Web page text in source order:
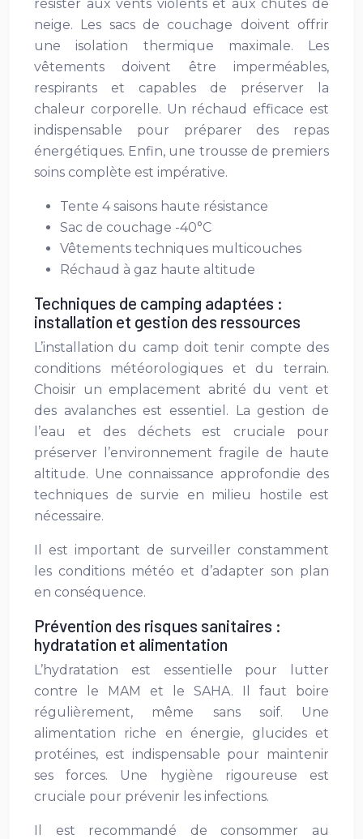
résister aux vents violents et aux chutes de
neige. Les sacs de couchage doivent offrir
une isolation thermique maximale. Les
vêtements doivent être imperméables,
respirants et capables de préserver la
chaleur corporelle. Un réchaud efficace est
indispensable pour préparer des repas
énergétiques. Enfin, une trousse de premiers
soins complète est impérative.
Tente 4 saisons haute résistance
Sac de couchage -40°C
Vêtements techniques multicouches
Réchaud à gaz haute altitude
Techniques de camping adaptées :
installation et gestion des ressources
L’installation du camp doit tenir compte des
conditions météorologiques et du terrain.
Choisir un emplacement abrité du vent et
des avalanches est essentiel. La gestion de
l’eau et des déchets est cruciale pour
préserver l’environnement fragile de haute
altitude. Une connaissance approfondie des
techniques de survie en milieu hostile est
nécessaire.
Il est important de surveiller constamment
les conditions météo et d’adapter son plan
en conséquence.
Prévention des risques sanitaires :
hydratation et alimentation
L’hydratation est essentielle pour lutter
contre le MAM et le SAHA. Il faut boire
régulièrement, même sans soif. Une
alimentation riche en énergie, glucides et
protéines, est indispensable pour maintenir
ses forces. Une hygiène rigoureuse est
cruciale pour prévenir les infections.
Il est recommandé de consommer au